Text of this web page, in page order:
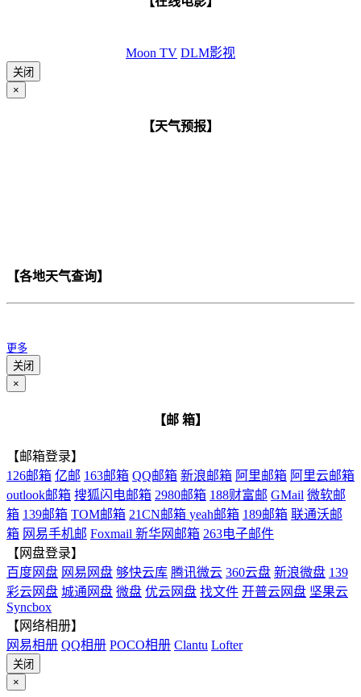
Moon TV DLM影视
关闭
×
【天气预报】
【各地天气查询】
更多
关闭
×
【邮 箱】
【邮箱登录】
126邮箱 亿邮 163邮箱 QQ邮箱 新浪邮箱 阿里邮箱 阿里云邮箱
outlook邮箱 搜狐闪电邮箱 2980邮箱 188财富邮 GMail 微软邮
箱 139邮箱 TOM邮箱 21CN邮箱 yeah邮箱 189邮箱 联通沃邮
箱 网易手机邮 Foxmail 新华网邮箱 263电子邮件
【网盘登录】
百度网盘 网易网盘 够快云库 腾讯微云 360云盘 新浪微盘 139
彩云网盘 城通网盘 微盘 优云网盘 找文件 开普云网盘 坚果云
Syncbox
【网络相册】
网易相册 QQ相册 POCO相册 Clantu Lofter
关闭
×